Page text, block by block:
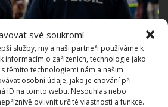
své soukromí
služby, my a naši partneři používáme k
informacím o zařízeních, technologie jako
těmito technologiemi nám a našim
osobní údaje, jako je chování při
ID na tomto webu. Nesouhlas nebo
ovlivnit určité vlastnosti a funkce.